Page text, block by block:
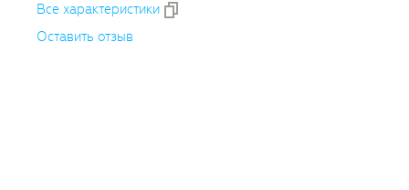
Все xарактеристики
Оставить отзыв